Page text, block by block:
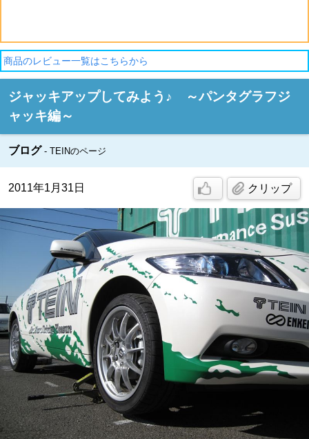
商品のレビュー一覧はこちらから
ジャッキアップしてみよう♪ ～パンタグラフジ
ャッキ編～
ブログ TEINのページ
2011年1月31日 クリップ